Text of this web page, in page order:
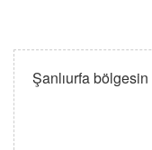
Şanlıurfa bölgesin